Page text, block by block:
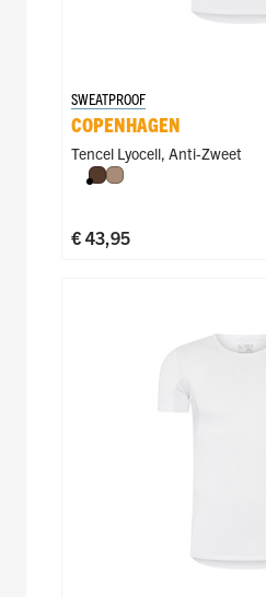
SWEATPROOF
COPENHAGEN
Tencel Lyocell, Anti-Zweet
Espresso
Natural
€ 43,95